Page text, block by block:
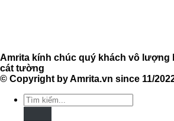
Amrita kính chúc quý khách vô lượng
cát tường
© Copyright by Amrita.vn since 11/
Tìm
kiếm: